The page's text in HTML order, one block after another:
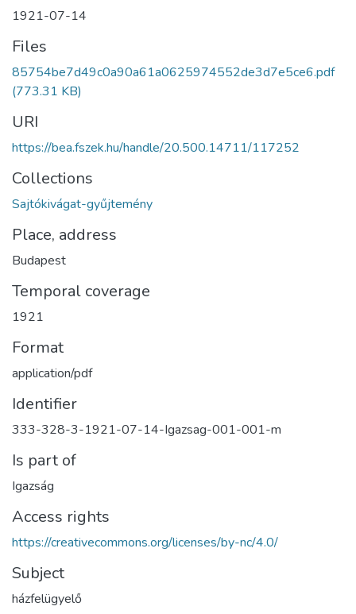
1921-07-14
Files
85754be7d49c0a90a61a0625974552de3d7e5ce6.pdf
(773.31 KB)
URI
https://bea.fszek.hu/handle/20.500.14711/117252
Collections
Sajtókivágat-gyűjtemény
Place, address
Budapest
Temporal coverage
1921
Format
application/pdf
Identifier
333-328-3-1921-07-14-Igazsag-001-001-m
Is part of
Igazság
Access rights
https://creativecommons.org/licenses/by-nc/4.0/
Subject
házfelügyelő